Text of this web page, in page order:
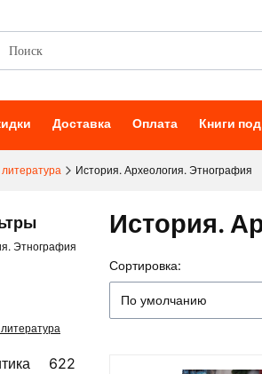
Доставка Оплата Книги под
История. Археология. Этнография
Этнография
622
История.
Список товаров
Сортировка:
По умолчанию